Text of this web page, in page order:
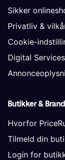
Sikker
Privatliv &
Cookie-
Digital
Butikker &
Hvorfor
Tilmeld din
Login for